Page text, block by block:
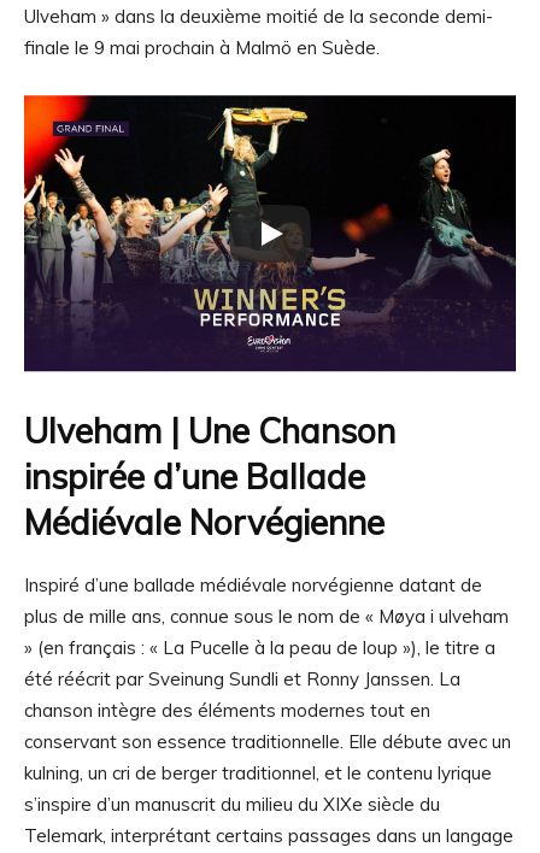
Ulveham » dans la deuxième moitié de la seconde demi-
finale le 9 mai prochain à Malmö en Suède.
Ulveham | Une Chanson
inspirée d’une Ballade
Médiévale Norvégienne
Inspiré d’une ballade médiévale norvégienne datant de
plus de mille ans, connue sous le nom de « Møya i ulveham
» (en français : « La Pucelle à la peau de loup »), le titre a
été réécrit par Sveinung Sundli et Ronny Janssen. La
chanson intègre des éléments modernes tout en
conservant son essence traditionnelle. Elle débute avec un
kulning, un cri de berger traditionnel, et le contenu lyrique
s’inspire d’un manuscrit du milieu du XIXe siècle du
Telemark, interprétant certains passages dans un langage